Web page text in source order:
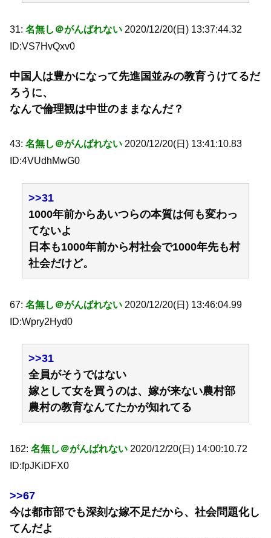
31: 名無し＠がんばれない 2020/12/20(日) 13:37:44.32
ID:VS7HvQxv0
中国人は豊かになって先進国並みの教育うけてるだ
ろうに、
なんで倫理観は中世のままなんだ？
43: 名無し＠がんばれない 2020/12/20(日) 13:41:10.83
ID:4VUdhMwG0
>>31
1000年前からあいつらの本質は何も変わっ
てないよ
日本も1000年前から村社会で1000年先も村
社会だけど。
67: 名無し＠がんばれない 2020/12/20(日) 13:46:04.99
ID:Wpry2Hyd0
>>31
全員がそうではない
嫁として女を買うのは、嫁が来ない農村部
農村の教育なんてたかが知れてる
162: 名無し＠がんばれない 2020/12/20(日) 14:00:10.72
ID:fpJKiDFX0
>>67
今は都市部でも深刻な嫁不足だから、社会問題化し
てんだよ